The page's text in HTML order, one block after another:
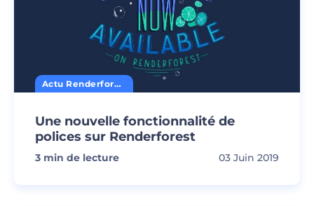
Actu Renderforest
Une nouvelle fonctionnalité de
polices sur Renderforest
3 min de lecture 03 Juin 2019